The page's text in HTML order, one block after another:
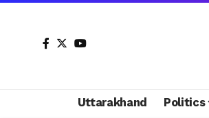
Uttarakhand Politics